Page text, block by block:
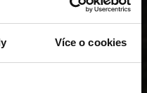
Více o cookies
požadovaný produkt